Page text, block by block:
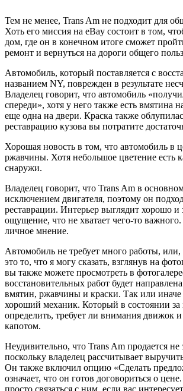
Тем не менее, Trans Am не подходит для
Хоть его миссия на eBay состоит в том,
дом, где он в конечном итоге сможет
ремонт и вернуться на дороги общего
Автомобиль, который поставляется с
названием NY, поврежден в результате
Владелец говорит, что автомобиль
спереди», хотя у него также есть вмятина
еще одна на двери. Краска также
реставрацию кузова вы потратите
Хорошая новость в том, что автомобиль в
ржавчины. Хотя небольшое цветение есть
снаружи.
Владелец говорит, что Trans Am в
исключением двигателя, поэтому он
реставрации. Интерьер выглядит хорошо и
ощущение, что не хватает чего-то
личное мнение.
Автомобиль не требует много работы,
это то, что я могу сказать, взглянув на
вы также можете просмотреть в
восстановительных работ будет
вмятин, ржавчины и краски. Так или
хороший механик. Который в состоянии за
определить, требует ли внимания движок
капотом.
Неудивительно, что Trans Am продается не
поскольку владелец рассчитывает
Он также включил опцию «Сделать
означает, что он готов договориться о